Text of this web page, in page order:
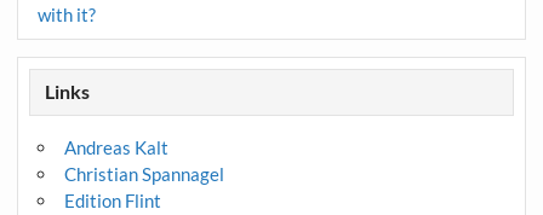
with it?
Links
Andreas Kalt
Christian Spannagel
Edition Flint